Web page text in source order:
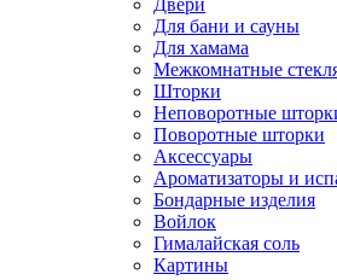
Двери
Для бани и сауны
Для хамама
Межкомнатные
Шторки
Неповоротные
Поворотные шторки
Аксессуары
Ароматизаторы и
Бондарные изделия
Войлок
Гималайская соль
Картины